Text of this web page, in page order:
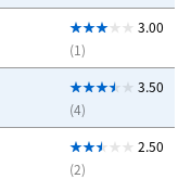
3.00
(1)
3.50
(4)
2.50
(2)